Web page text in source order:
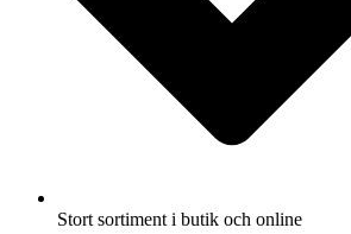
Stort sortiment i butik och online